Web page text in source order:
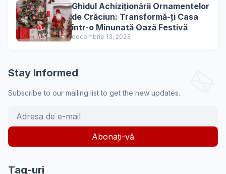
Ghidul Achiziționării Ornamentelor
de Crăciun: Transformă-ți Casa
într-o Minunată Oază Festivă
decembrie 13, 2023
Stay Informed
Subscribe to our mailing list to get the new updates.
Tag-uri